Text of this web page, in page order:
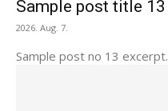
Sample post title 13
2026. Aug. 7.
Sample post no 13 excerpt.